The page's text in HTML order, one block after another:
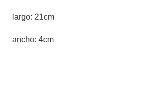
largo: 21cm
ancho: 4cm